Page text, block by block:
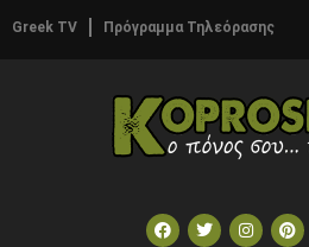
Greek TV Πρόγραμμα Τηλεόρασης